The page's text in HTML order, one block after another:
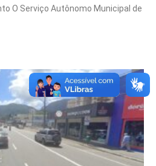
O Serviço Autônomo Municipal de